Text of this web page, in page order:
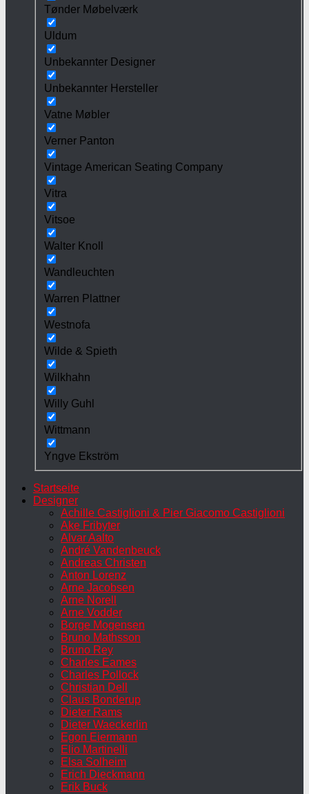
Tønder Møbelværk
Uldum
Unbekannter Designer
Unbekannter Hersteller
Vatne Møbler
Verner Panton
Vintage American Seating Company
Vitra
Vitsoe
Walter Knoll
Wandleuchten
Warren Plattner
Westnofa
Wilde & Spieth
Wilkhahn
Willy Guhl
Wittmann
Yngve Ekström
Startseite
Designer
Achille Castiglioni & Pier Giacomo Castiglioni
Ake Fribyter
Alvar Aalto
André Vandenbeuck
Andreas Christen
Anton Lorenz
Arne Jacobsen
Arne Norell
Arne Vodder
Borge Mogensen
Bruno Mathsson
Bruno Rey
Charles Eames
Charles Pollock
Christian Dell
Claus Bonderup
Dieter Rams
Dieter Waeckerlin
Egon Eiermann
Elio Martinelli
Elsa Solheim
Erich Dieckmann
Erik Buck